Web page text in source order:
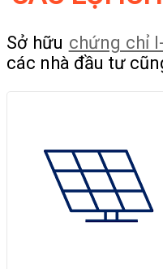
Sở hữu chứng chỉ
các nhà đầu tư